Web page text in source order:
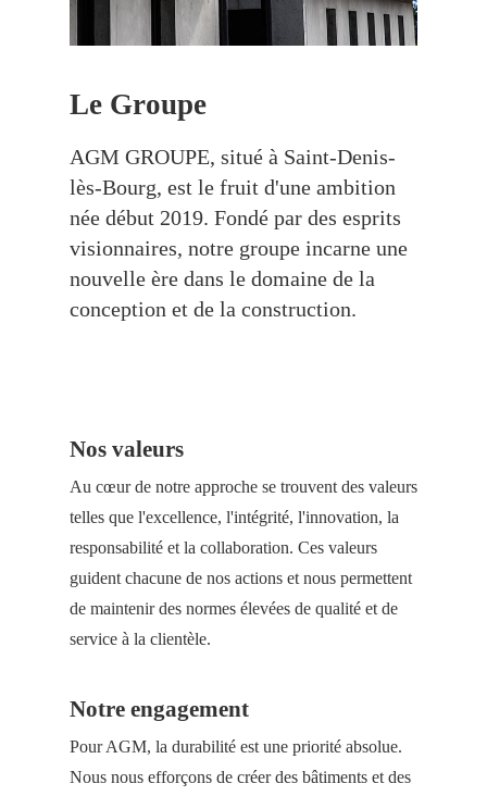
Le Groupe
AGM GROUPE, situé à Saint-Denis-
lès-Bourg, est le fruit d'une ambition
née début 2019. Fondé par des esprits
visionnaires, notre groupe incarne une
nouvelle ère dans le domaine de la
conception et de la construction.
Nos valeurs
Au cœur de notre approche se trouvent des valeurs
telles que l'excellence, l'intégrité, l'innovation, la
responsabilité et la collaboration. Ces valeurs
guident chacune de nos actions et nous permettent
de maintenir des normes élevées de qualité et de
service à la clientèle.
Notre engagement
Pour AGM, la durabilité est une priorité absolue.
Nous nous efforçons de créer des bâtiments et des